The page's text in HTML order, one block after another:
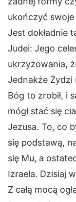
ukończyć swoje
Jest dokładnie
Judei: Jego
ukrzyżowania,
Jednakże Żydzi
Bóg to zrobił, i
mógł stać się
Jezusa. To, co
się podstawą,
się Mu, a
Izraela. Dzisiaj
Z całą mocą